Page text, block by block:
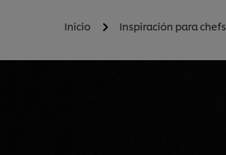
Inicio Inspiración para chefs